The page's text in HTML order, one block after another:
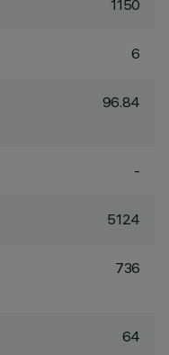
1150
6
96.84
-
5124
736
64